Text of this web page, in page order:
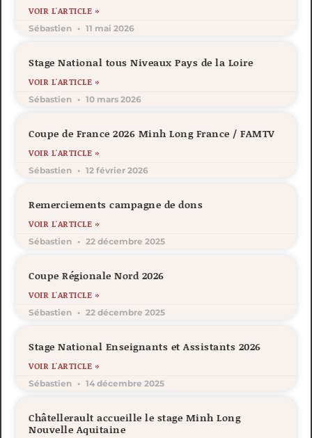
VOIR L'ARTICLE »
Sébastien 11 mai 2026
Stage National tous Niveaux Pays de la Loire
VOIR L'ARTICLE »
Sébastien 10 mars 2026
Coupe de France 2026 Minh Long France / FAMTV
VOIR L'ARTICLE »
Sébastien 12 février 2026
Remerciements campagne de dons
VOIR L'ARTICLE »
Sébastien 22 décembre 2025
Coupe Régionale Nord 2026
VOIR L'ARTICLE »
Sébastien 22 décembre 2025
Stage National Enseignants et Assistants 2026
VOIR L'ARTICLE »
Sébastien 14 décembre 2025
Châtellerault accueille le stage Minh Long
Nouvelle Aquitaine